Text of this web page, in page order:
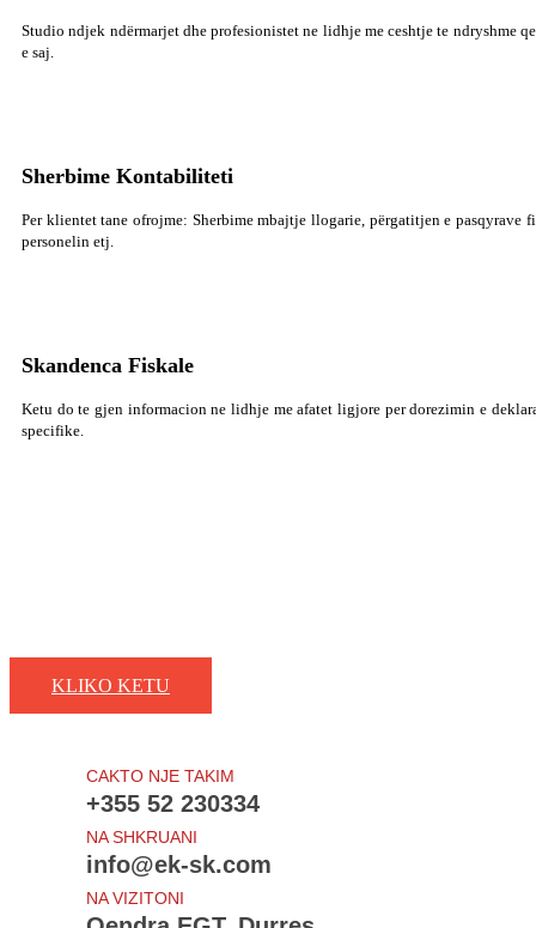
Studio ndjek ndërmarjet dhe profesionistet ne lidhje me ceshtje te
e saj.
Sherbime Kontabiliteti
Per klientet tane ofrojme: Sherbime mbajtje llogarie, përgatitjen e
personelin etj.
Skandenca Fiskale
Ketu do te gjen informacion ne lidhje me afatet ligjore per dorezimin e
specifike.
KLIKO KETU
CAKTO NJE TAKIM
+355 52 230334
NA SHKRUANI
info@ek-sk.com
NA VIZITONI